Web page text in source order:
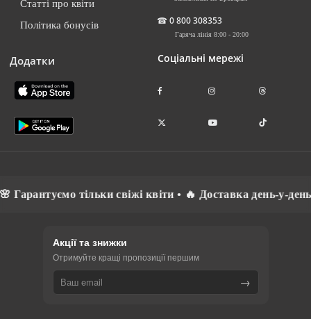
Статті про квіти
Політика бонусів
Додатки
☎ 0 800 308353
Гаряча лінія 8:00 - 20:00
Соціальні мережі
тільки свіжі квіти • 🔥 Доставка день-у-день •
Акції та знижки
Отримуйте кращі пропозиції першим
→